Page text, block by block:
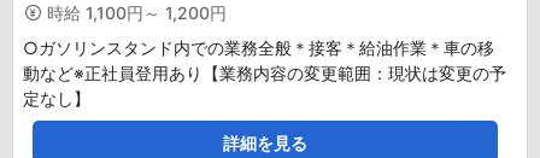
時給 1,100円～ 1,200円
○ガソリンスタンド内での業務全般＊接客＊給油作業＊車の移
動など※正社員登用あり【業務内容の変更範囲：現状は変更の予
定なし】
詳細を見る